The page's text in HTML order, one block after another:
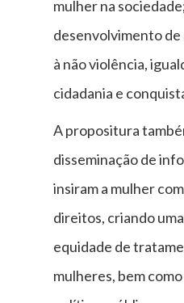
mulher na
desenvolvimento de
à não violência,
cidadania e
A propositura
disseminação de
insiram a mulher
direitos, criando
equidade de
mulheres, bem